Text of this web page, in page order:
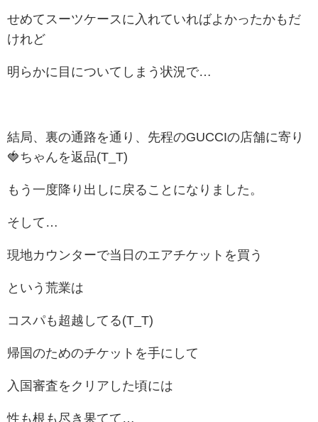
せめてスーツケースに入れていればよかったかもだ
けれど
明らかに目についてしまう状況で…
結局、裏の通路を通り、先程のGUCCIの店舗に寄り
🍓ちゃんを返品(T_T)
もう一度降り出しに戻ることになりました。
そして…
現地カウンターで当日のエアチケットを買う
という荒業は
コスパも超越してる(T_T)
帰国のためのチケットを手にして
入国審査をクリアした頃には
性も根も尽き果てて…